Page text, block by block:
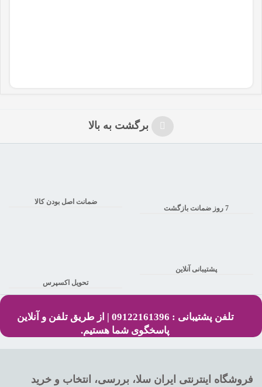
برگشت به بالا
ضمانت اصل بودن کالا
7 روز ضمانت بازگشت
تحویل اکسپرس
پشتیبانی آنلاین
تلفن پشتیبانی : 09122161396 | از طریق تلفن و آنلاین
پاسخگوی شما هستیم.
فروشگاه اینترنتی ایران سلا، بررسی، انتخاب و خرید